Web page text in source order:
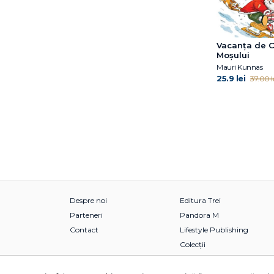
John Updike
Vacanța de
Moșului
Mauri Kunnas
25.9 lei 37.00
Despre noi
Parteneri
Contact
Editura Trei
Pandora M
Lifestyle Publishing
Colecții